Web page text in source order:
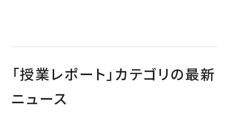
「授業レポート」カテゴリの最新
ニュース